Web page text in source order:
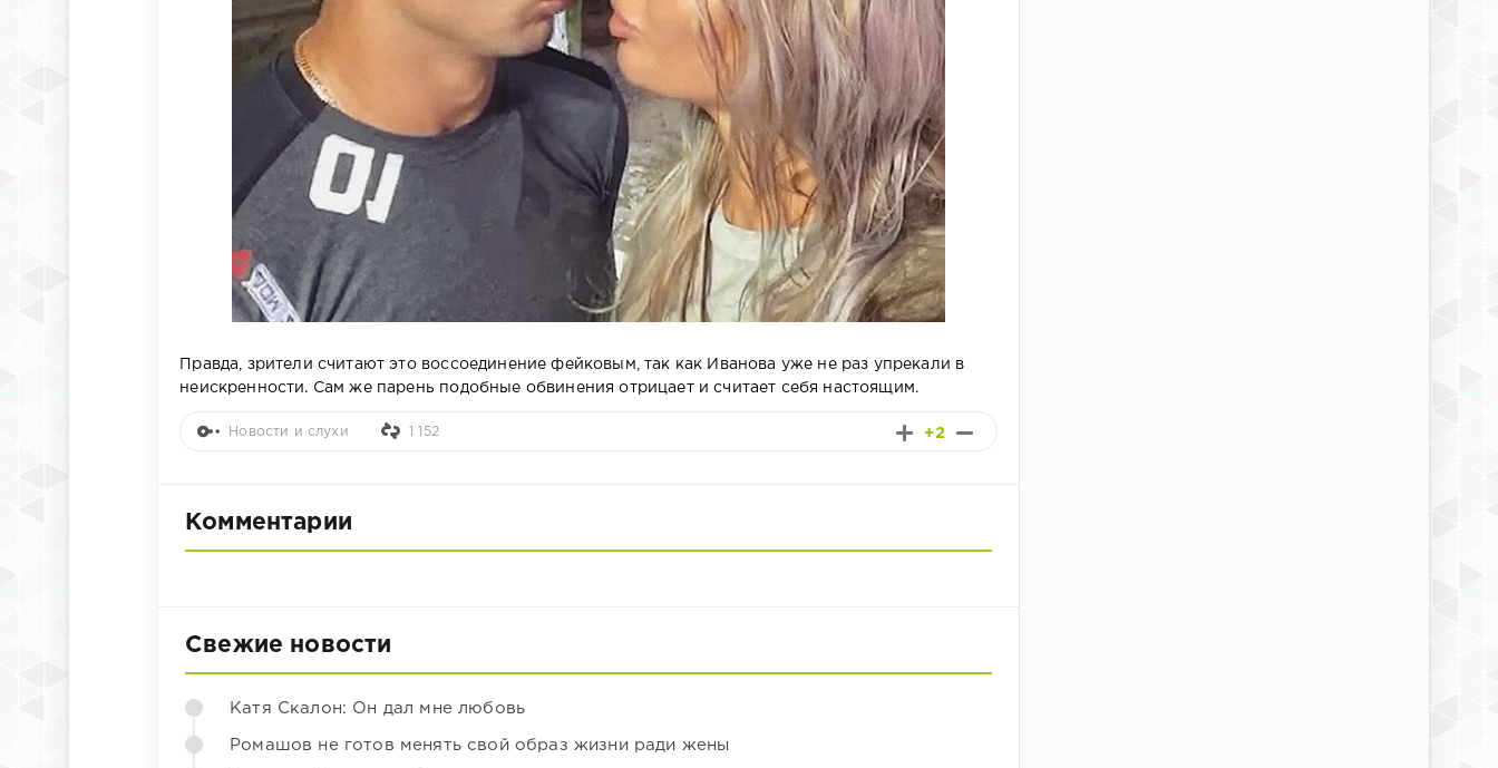
Правда, зрители считают это воссоединение фейковым, так как Иванова уже не раз упрекали в
неискренности. Сам же парень подобные обвинения отрицает и считает себя настоящим.
+2
Новости и слухи 1 152
Комментарии
Свежие новости
Катя Скалон: Он дал мне любовь
Ромашов не готов менять свой образ жизни ради жены